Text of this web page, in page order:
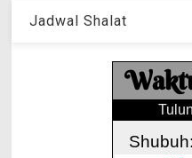
Jadwal Shalat